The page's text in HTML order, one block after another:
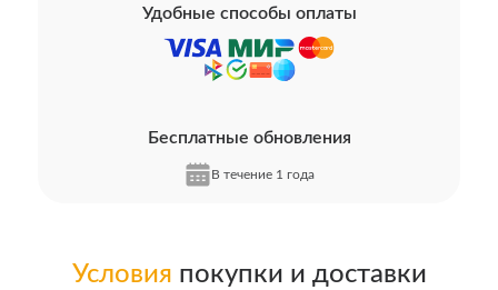
Удобные способы оплаты
Бесплатные обновления
В течение 1 года
Условия покупки и доставки